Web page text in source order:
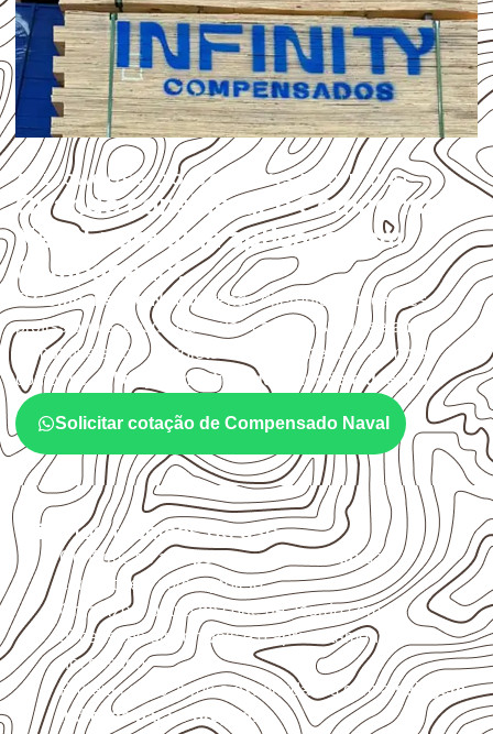
APLICAÇÕES DO COMPENSADO NAVAL
Quando considerar o Compensado
Naval para uma aplicação em
Campanário?
OCompensado Navalatende diferentes aplicações
profissionais, desde que suas características sejam
compatíveis com o projeto. A Infinity orienta a compra
conformeaplicação, medida, quantidade e destino.
Solicitar cotação de Compensado Naval
Critérios técnicos de uso
Confirme se a espessura e o formatosão
compatíveis com o projeto.
Organize o plano de corte de acordo com as
dimensões disponíveis e o aproveitamento
necessário.
Proteja cortes, furos e extremidades com aselagem
indicada para o projeto.